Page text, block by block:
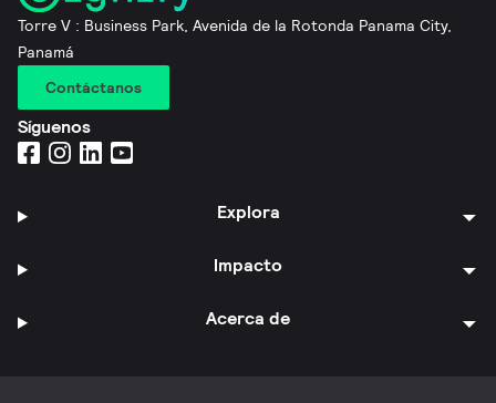
Torre V : Business Park, Avenida de la Rotonda Panama City,
Panamá
Contáctanos
Síguenos
Explora
Impacto
Acerca de